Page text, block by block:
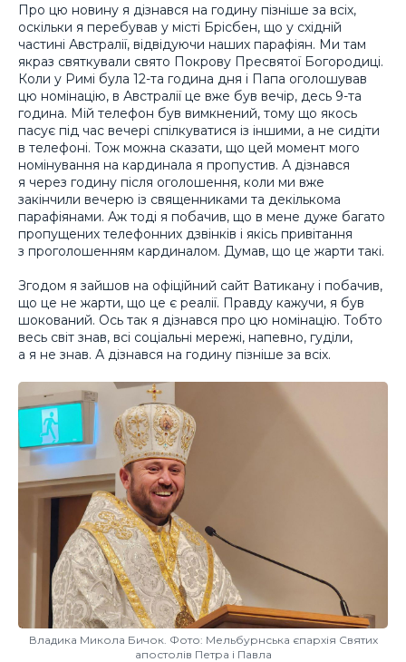
Про цю новину я дізнався на годину пізніше за всіх,
оскільки я перебував у місті Брісбен, що у східній
частині Австралії, відвідуючи наших парафіян. Ми там
якраз святкували свято Покрову Пресвятої Богородиці.
Коли у Римі була 12-та година дня і Папа оголошував
цю номінацію, в Австралії це вже був вечір, десь 9-та
година. Мій телефон був вимкнений, тому що якось
пасує під час вечері спілкуватися із іншими, а не сидіти
в телефоні. Тож можна сказати, що цей момент мого
номінування на кардинала я пропустив. А дізнався
я через годину після оголошення, коли ми вже
закінчили вечерю із священниками та декількома
парафіянами. Аж тоді я побачив, що в мене дуже багато
пропущених телефонних дзвінків і якісь привітання
з проголошенням кардиналом. Думав, що це жарти такі.
Згодом я зайшов на офіційний сайт Ватикану і побачив,
що це не жарти, що це є реалії. Правду кажучи, я був
шокований. Ось так я дізнався про цю номінацію. Тобто
весь світ знав, всі соціальні мережі, напевно, гуділи,
а я не знав. А дізнався на годину пізніше за всіх.
Владика Микола Бичок. Фото: Мельбурнська єпархія Святих
апостолів Петра і Павла